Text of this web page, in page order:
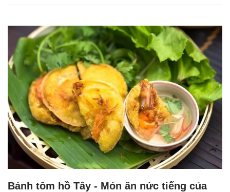
Bánh tôm hồ Tây - Món ăn nức tiếng của